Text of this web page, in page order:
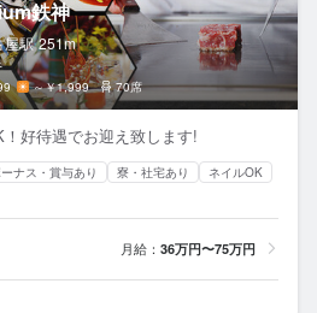
鉄神
屋駅 251m
～￥1,999 70席
好待遇でお迎え致します!
ナス・賞与あり 寮・社宅あり
ネイルOK
月給： 36万円〜75万円